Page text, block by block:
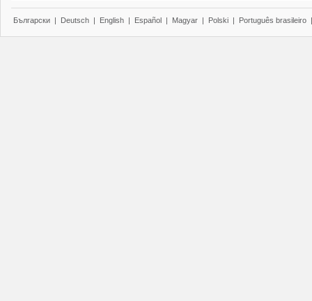
Български | Deutsch | English | Español | Magyar | Polski | Português brasileiro